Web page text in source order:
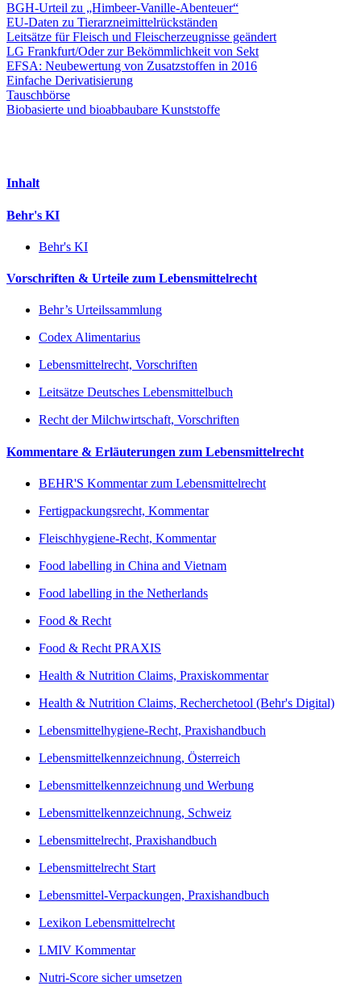
BGH-Urteil zu „Himbeer-Vanille-Abenteuer“
EU-Daten zu Tierarzneimittelrückständen
Leitsätze für Fleisch und Fleischerzeugnisse geändert
LG Frankfurt/Oder zur Bekömmlichkeit von Sekt
EFSA: Neubewertung von Zusatzstoffen in 2016
Einfache Derivatisierung
Tauschbörse
Biobasierte und bioabbaubare Kunststoffe
Inhalt
Behr's KI
Behr's KI
Vorschriften & Urteile zum Lebensmittelrecht
Behr’s Urteilssammlung
Codex Alimentarius
Lebensmittelrecht, Vorschriften
Leitsätze Deutsches Lebensmittelbuch
Recht der Milchwirtschaft, Vorschriften
Kommentare & Erläuterungen zum Lebensmittelrecht
BEHR'S Kommentar zum Lebensmittelrecht
Fertigpackungsrecht, Kommentar
Fleischhygiene-Recht, Kommentar
Food labelling in China and Vietnam
Food labelling in the Netherlands
Food & Recht
Food & Recht PRAXIS
Health & Nutrition Claims, Praxiskommentar
Health & Nutrition Claims, Recherchetool (Behr's Digital)
Lebensmittelhygiene-Recht, Praxishandbuch
Lebensmittelkennzeichnung, Österreich
Lebensmittelkennzeichnung und Werbung
Lebensmittelkennzeichnung, Schweiz
Lebensmittelrecht, Praxishandbuch
Lebensmittelrecht Start
Lebensmittel-Verpackungen, Praxishandbuch
Lexikon Lebensmittelrecht
LMIV Kommentar
Nutri-Score sicher umsetzen